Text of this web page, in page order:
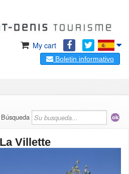
My cart
Boletin informativo
Búsqueda
Villette